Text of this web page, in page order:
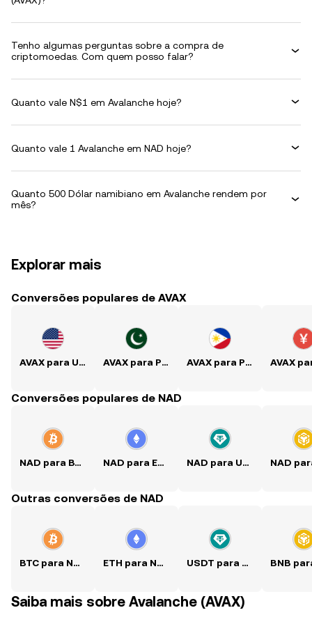
Tenho algumas perguntas sobre a compra de
criptomoedas. Com quem posso falar?
Quanto vale N$1 em Avalanche hoje?
Quanto vale 1 Avalanche em NAD hoje?
Quanto 500 Dólar namibiano em Avalanche rendem por
mês?
Explorar mais
Conversões populares de AVAX
AVAX para USD AVAX para PKR AVAX para PHP
Conversões populares de NAD
NAD para BTC NAD para ETH NAD para USDT
Outras conversões de NAD
BTC para NAD ETH para NAD USDT para NAD
Saiba mais sobre Avalanche (AVAX)